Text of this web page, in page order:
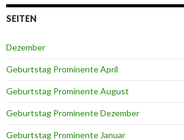
SEITEN
Dezember
Geburtstag Prominente April
Geburtstag Prominente August
Geburtstag Prominente Dezember
Geburtstag Prominente Januar